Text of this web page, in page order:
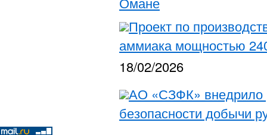
Проект по
аммиака мощностью
18/02/2026
АО «СЗФК»
безопасности добычи